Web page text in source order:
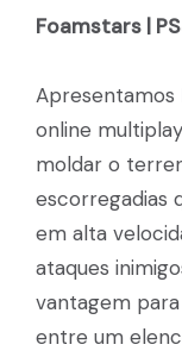
Foamstars |
Apresentamos
online
moldar o
escorregadias
em alta
ataques
vantagem
entre um